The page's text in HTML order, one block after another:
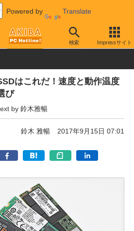
Powered by Translate
検索 Impressサイト
ツ SSD Samsung
はこれだ！速度と動作温度
び
by 鈴木雅暢
鈴木 雅暢 2017年9月15日 07:01